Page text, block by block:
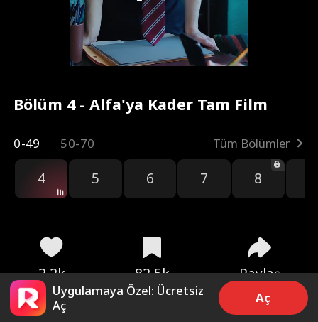
Bölüm 4 - Alfa'ya Kader Tam Film
0-49 50-70 Tüm Bölümler
4 5 6 7 8
2.2k 82.5k Paylaş
Uygulamaya Özel: Ücretsiz
Aç
Aç